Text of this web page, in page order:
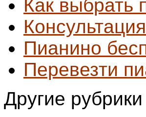
Как выбрать
Пианино
Перевезти
Другие рубрики